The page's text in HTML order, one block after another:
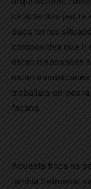
caracteritza per la
dues torres
compositiva que li
estan disposades
estan
treballats en
façana.
Aquesta finca ha
família Setmenat